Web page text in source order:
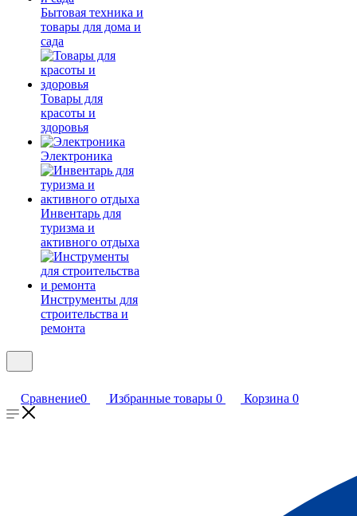
Бытовая техника и
товары для дома и
сада
Товары для
красоты и
здоровья
Электроника
Инвентарь для
туризма и
активного отдыха
Инструменты для
строительства и
ремонта
Сравнение0 Избранные товары 0 Корзина 0